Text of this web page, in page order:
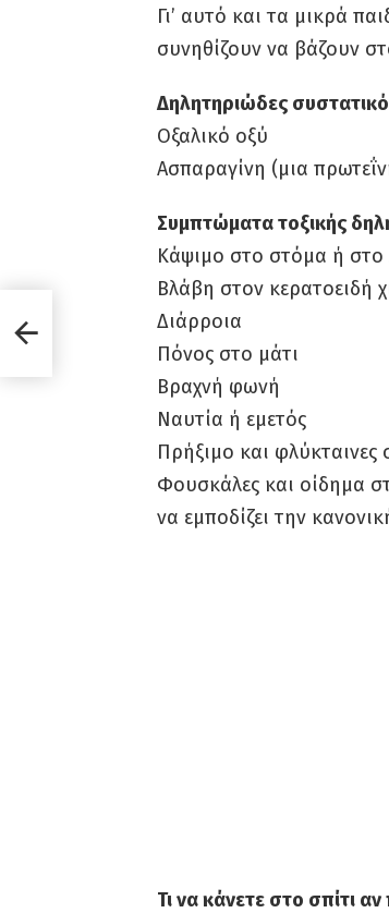
Γι’ αυτό και τα μικρά
συνηθίζουν να βάζουν
Δηλητηριώδες συστατικό
Οξαλικό οξύ
Ασπαραγίνη (μια
Συμπτώματα τοξικής
Κάψιμο στο στόμα ή στο
Βλάβη στον κερατοειδή
Διάρροια
Πόνος στο μάτι
Βραχνή φωνή
Ναυτία ή εμετός
Πρήξιμο και
Φουσκάλες και οίδημα
να εμποδίζει την
Τι να κάνετε στο σπίτι